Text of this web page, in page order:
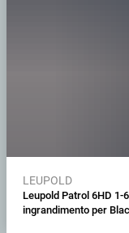
LEUPOLD
Leupold Patrol 6HD 1-
ingrandimento per